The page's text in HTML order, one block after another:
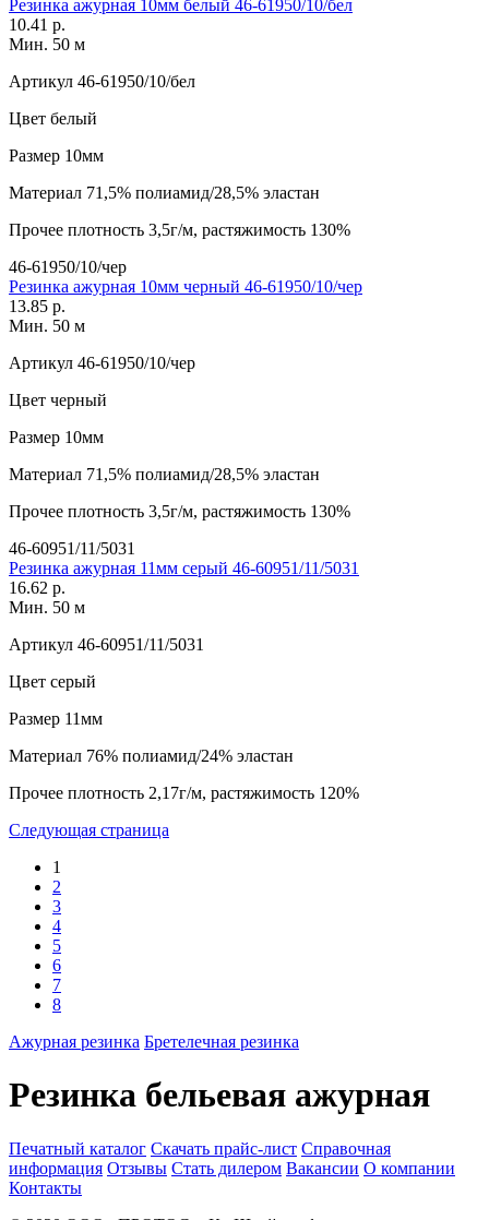
Резинка ажурная 10мм белый 46-61950/10/бел
10.41 р.
Мин. 50 м
Артикул 46-61950/10/бел
Цвет белый
Размер 10мм
Материал 71,5% полиамид/28,5% эластан
Прочее плотность 3,5г/м, растяжимость 130%
46-61950/10/чер
Резинка ажурная 10мм черный 46-61950/10/чер
13.85 р.
Мин. 50 м
Артикул 46-61950/10/чер
Цвет черный
Размер 10мм
Материал 71,5% полиамид/28,5% эластан
Прочее плотность 3,5г/м, растяжимость 130%
46-60951/11/5031
Резинка ажурная 11мм серый 46-60951/11/5031
16.62 р.
Мин. 50 м
Артикул 46-60951/11/5031
Цвет серый
Размер 11мм
Материал 76% полиамид/24% эластан
Прочее плотность 2,17г/м, растяжимость 120%
Следующая страница
1
2
3
4
5
6
7
8
Ажурная резинка Бретелечная резинка
Резинка бельевая ажурная
Печатный каталог Скачать прайс-лист Справочная
информация Отзывы Стать дилером Вакансии О компании
Контакты